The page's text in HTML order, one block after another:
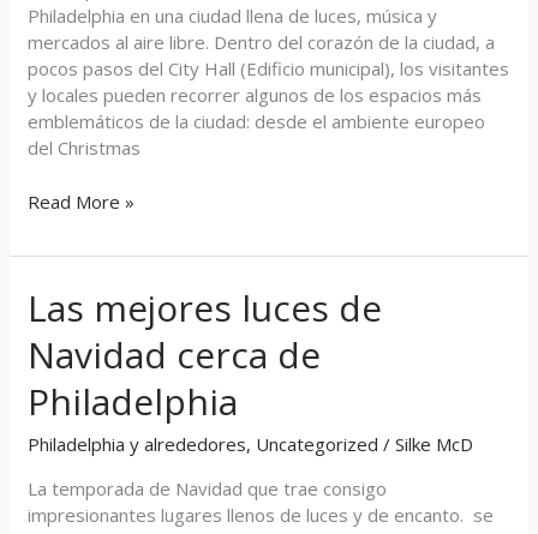
Philadelphia en una ciudad llena de luces, música y
mercados al aire libre. Dentro del corazón de la ciudad, a
pocos pasos del City Hall (Edificio municipal), los visitantes
y locales pueden recorrer algunos de los espacios más
emblemáticos de la ciudad: desde el ambiente europeo
del Christmas
Read More »
Las mejores luces de
Navidad cerca de
Philadelphia
Philadelphia y alrededores, Uncategorized /Silke McD
La temporada de Navidad que trae consigo
impresionantes lugares llenos de luces y de encanto. se
Las
mejores
luces
de
Navidad
de
Philadelphia